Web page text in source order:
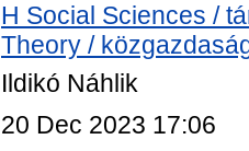
H Social Sciences /
Theory /
Ildikó Náhlik
20 Dec 2023 17:06